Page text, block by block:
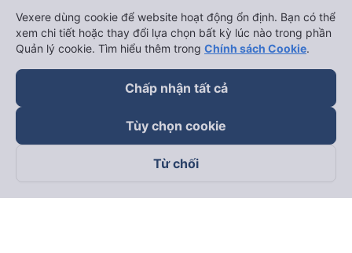
Theo dõi chúng tôi trên
Vexere dùng cookie để website hoạt động ổn định. Bạn có thể
xem chi tiết hoặc thay đổi lựa chọn bất kỳ lúc nào trong phần
Quản lý cookie. Tìm hiểu thêm trong Chính sách Cookie.
Chấp nhận tất cả
Tùy chọn cookie
Từ chối